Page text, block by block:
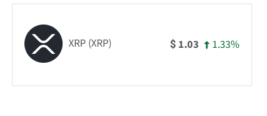
XRP (XRP) $ 1.03 1.33%